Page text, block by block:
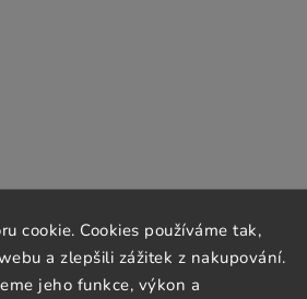
cookie. Cookies používáme tak,
a zlepšili zážitek z nakupování.
jeho funkce, výkon a